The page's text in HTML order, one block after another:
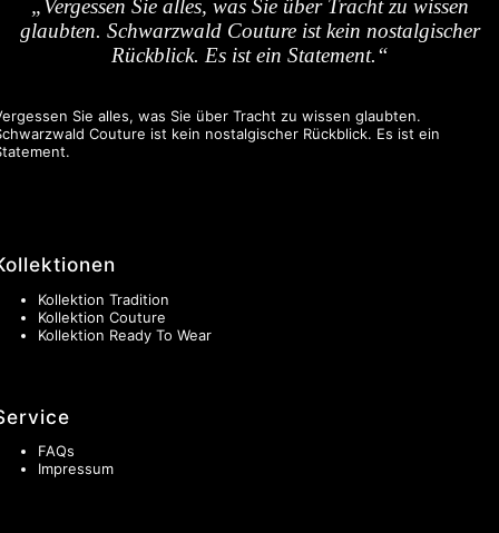
„Vergessen Sie alles, was Sie über Tracht zu wissen
glaubten. Schwarzwald Couture ist kein nostalgischer
Rückblick. Es ist ein Statement.“
Sie alles, was Sie über Tracht zu wissen glaubten.
Couture ist kein nostalgischer Rückblick. Es ist ein
Kollektion Tradition
Kollektion Couture
Kollektion Ready To Wear
FAQs
Impressum